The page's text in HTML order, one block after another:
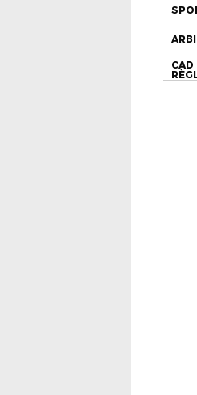
CAD